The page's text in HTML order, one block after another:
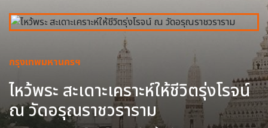
กรุงเทพมหานครฯ
ไหว้พระ สะเดาะเคราะห์ให้ชีวิตรุ่งโรจน์
ณ วัดอรุณราชวราราม